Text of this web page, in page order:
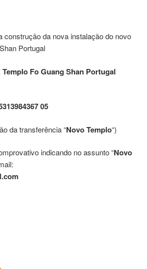
construção da nova instalação do novo
Portugal
Templo Fo Guang Shan Portugal
05
da transferência “Novo Templo“)
indicando no assunto “Novo